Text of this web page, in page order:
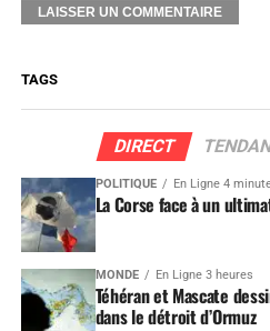
TAGS
DIRECT
POLITIQUE En Ligne 4
La Corse face à un
MONDE En Ligne 3 heures
Téhéran et Mascate
dans le détroit d’Ormuz